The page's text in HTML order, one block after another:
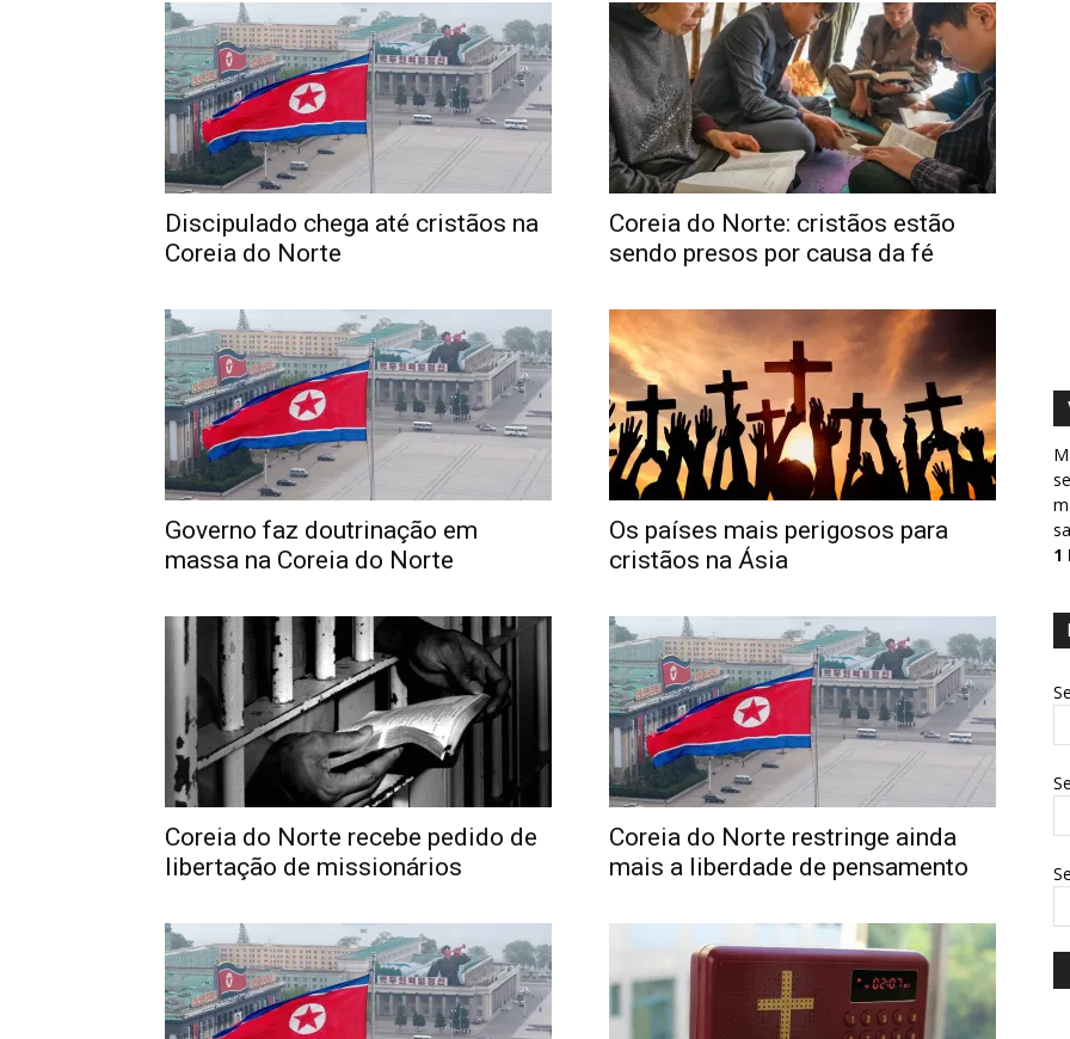
Discipulado chega até cristãos na
Coreia do Norte
Coreia do Norte: cristãos estão
sendo presos por causa da fé
Governo faz doutrinação em
massa na Coreia do Norte
Os países mais perigosos para
cristãos na Ásia
Coreia do Norte recebe pedido de
libertação de missionários
Coreia do Norte restringe ainda
mais a liberdade de pensamento
1